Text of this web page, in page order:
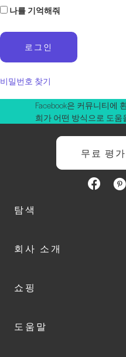
나를 기억해줘
비밀번호 찾기
Facebook은 커뮤니티에
희가 어떤 방식으로 도
무료 평
탐색
회사 소개
쇼핑
도움말